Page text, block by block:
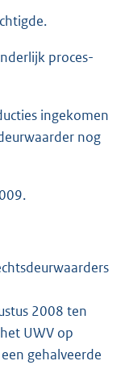
proces-
ingekomen
nog
2008 ten
UWV op
gehalveerde